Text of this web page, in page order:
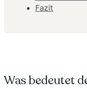
Was bedeutet
Fazit